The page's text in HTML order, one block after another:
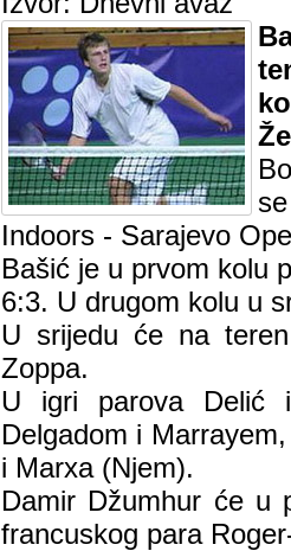
Indoors - Sarajevo
Bašić je u prvom kolu
6:3. U drugom kolu u
U srijedu će na
Zoppa.
U igri parova Delić
Delgadom i
i Marxa (Njem).
Damir Džumhur će u
francuskog para